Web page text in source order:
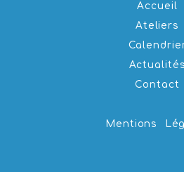
Accueil
Ateliers
Actualités
Contact
Mentions